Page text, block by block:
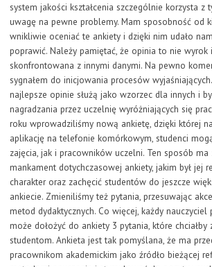
system jakości kształcenia szczególnie korzysta z
uwagę na pewne problemy. Mam sposobność od
wnikliwie oceniać te ankiety i dzięki nim udało
poprawić. Należy pamiętać, że opinia to nie wyrok
skonfrontowana z innymi danymi. Na pewno
sygnałem do inicjowania procesów
najlepsze opinie służą jako wzorzec dla innych i
nagradzania przez uczelnię wyróżniających się
roku wprowadziliśmy nową ankietę, dzięki której
aplikację na telefonie komórkowym, studenci
zajęcia, jak i pracowników uczelni. Ten sposób
mankament dotychczasowej ankiety, jakim był jej
charakter oraz zachęcić studentów do jeszcze
ankiecie. Zmieniliśmy też pytania, przesuwając
metod dydaktycznych. Co więcej, każdy nauczyciel
może dołożyć do ankiety 3 pytania, które chciałby
studentom. Ankieta jest tak pomyślana, że ma
pracownikom akademickim jako źródło bieżącej